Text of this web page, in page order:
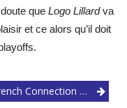
queLogo Lillardva
et ce alors qu’il doit
Connection #6